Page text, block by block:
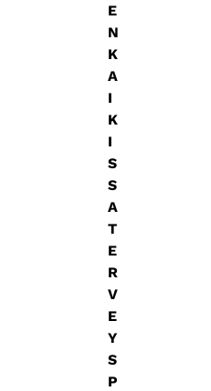
E
N
K
A
I
K
I
S
S
A
T
E
R
V
E
Y
S
P